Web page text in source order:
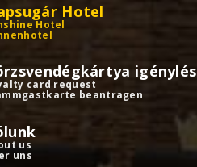
Hotel
Hotel
igénylés
card request
beantragen
us
uns